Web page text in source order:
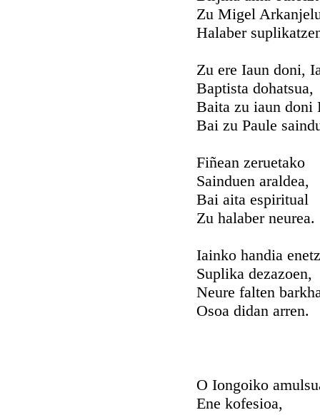
Zu Migel
Halaber
Zu ere Iaun doni,
Baptista dohatsua,
Baita zu iaun doni
Bai zu Paule
Fiñean zeruetako
Sainduen araldea,
Bai aita espiritual
Zu halaber neurea.
Iainko handia
Suplika dezazoen,
Neure falten
Osoa didan arren.
O Iongoiko
Ene kofesioa,